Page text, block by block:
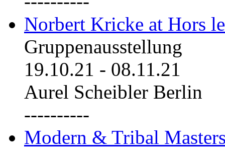
Norbert Kricke at Hors
Gruppenausstellung
19.10.21 - 08.11.21
Aurel Scheibler Berlin
----------
Modern & Tribal